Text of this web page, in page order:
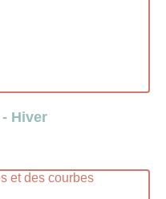
Hiver